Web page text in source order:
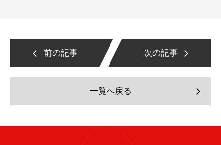
前の記事 次の記事
一覧へ戻る